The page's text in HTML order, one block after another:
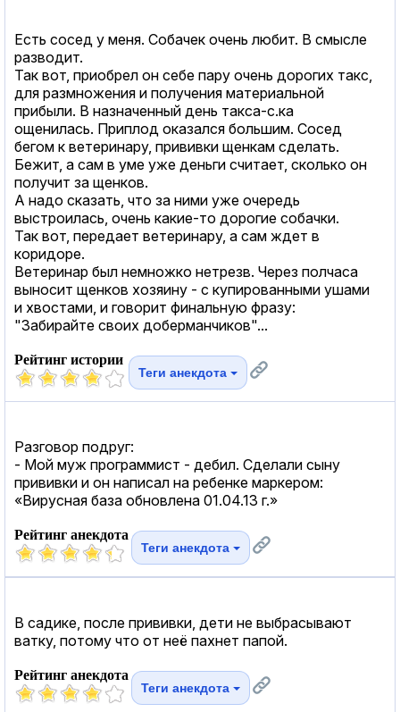
Есть сосед у меня. Собачек очень любит. В смысле
разводит.
Так вот, приобрел он себе пару очень дорогих такс,
для размножения и получения материальной
прибыли. В назначенный день такса-с.ка
ощенилась. Приплод оказался большим. Сосед
бегом к ветеринару, прививки щенкам сделать.
Бежит, а сам в уме уже деньги считает, сколько он
получит за щенков.
А надо сказать, что за ними уже очередь
выстроилась, очень какие-то дорогие собачки.
Так вот, передает ветеринару, а сам ждет в
коридоре.
Ветеринар был немножко нетрезв. Через полчаса
выносит щенков хозяину - с купированными ушами
и хвостами, и говорит финальную фразу:
"Забирайте своих доберманчиков"...
Рейтинг истории
Теги анекдота
Разговор подруг:
- Мой муж программист - дебил. Сделали сыну
прививки и он написал на ребенке маркером:
«Вирусная база обновлена 01.04.13 г.»
Рейтинг анекдота
Теги анекдота
В садике, после прививки, дети не выбрасывают
ватку, потому что от неё пахнет папой.
Рейтинг анекдота
Теги анекдота